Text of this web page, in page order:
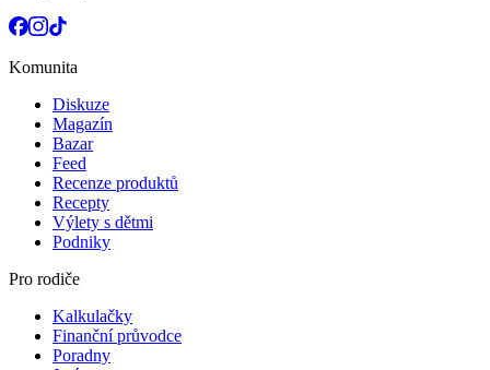
Komunita
Diskuze
Magazín
Bazar
Feed
Recenze produktů
Recepty
Výlety s dětmi
Podniky
Pro rodiče
Kalkulačky
Finanční průvodce
Poradny